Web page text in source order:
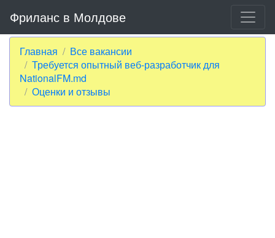
Фриланс в Молдове
Главная
Все вакансии
Требуется опытный веб-разработчик для
NationalFM.md
Оценки и отзывы